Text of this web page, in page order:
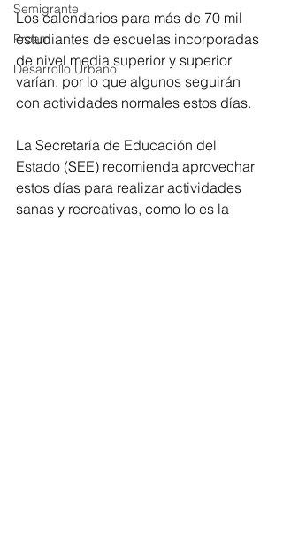
Semigrante
Proam
Desarrollo Urbano
Los calendarios para más de 70 mil
estudiantes de escuelas incorporadas
de nivel media superior y superior
varían, por lo que algunos seguirán
con actividades normales estos días.
La Secretaría de Educación del
Estado (SEE) recomienda aprovechar
estos días para realizar actividades
sanas y recreativas, como lo es la